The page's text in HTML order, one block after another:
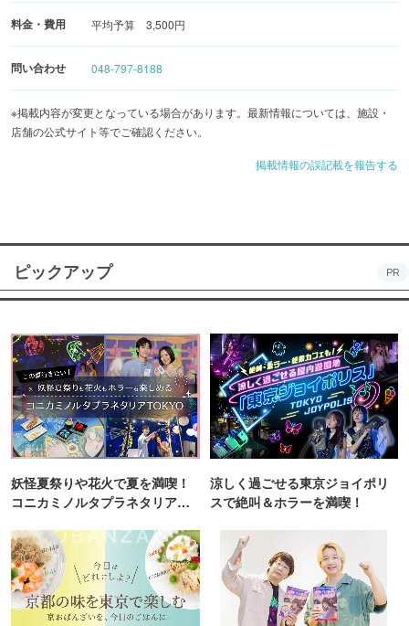
料金・費用 平均予算 3,500円
問い合わせ 048-797-8188
※掲載内容が変更となっている場合があります。最新情報については、施設・
店舗の公式サイト等でご確認ください。
掲載情報の誤記載を報告する
ピックアップ PR
妖怪夏祭りや花火で夏を満喫！
コニカミノルタプラネタリア
涼しく過ごせる東京ジョイポリ
スで絶叫＆ホラーを満喫！